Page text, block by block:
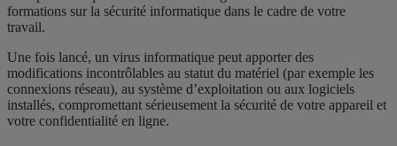
formations sur la sécurité informatique dans le cadre de votre
travail.
Une fois lancé, un virus informatique peut apporter des
modifications incontrôlables au statut du matériel (par exemple les
connexions réseau), au système d’exploitation ou aux logiciels
installés, compromettant sérieusement la sécurité de votre appareil et
votre confidentialité en ligne.